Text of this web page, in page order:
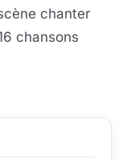
chanter
chansons